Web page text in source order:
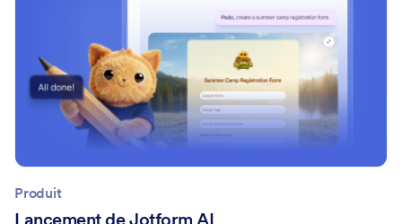
Produit
Lancement de Jotform AI